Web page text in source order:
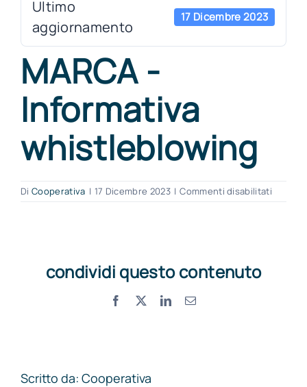
Ultimo
aggiornamento
17 Dicembre 2023
MARCA -
Informativa
whistleblowing
Di Cooperativa | 17 Dicembre 2023 | Commenti disabilitati
condividi questo contenuto
Facebook LinkedInEmail
Scritto da: Cooperativa